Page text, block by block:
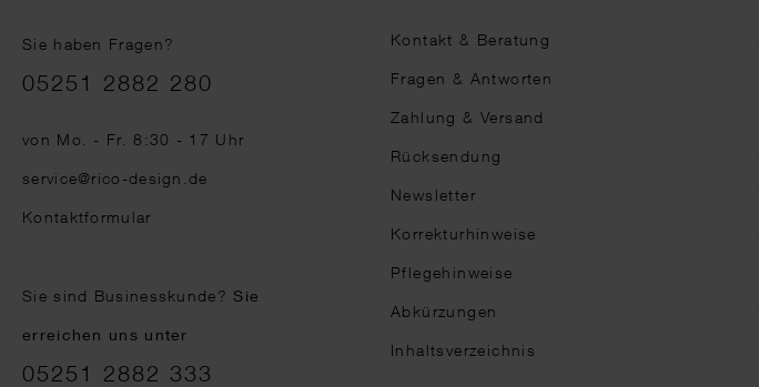
Sie haben Fragen?
Telefonnummer
05251 2882 280
von Mo. - Fr. 8:30 - 17 Uhr
service@rico-design.de
Kontaktformular
Sie sind Businesskunde?Sie
erreichen uns unter
05251 2882 333
Kontakt & Beratung
Fragen & Antworten
Zahlung & Versand
Rücksendung
Newsletter
Korrekturhinweise
Pflegehinweise
Abkürzungen
Inhaltsverzeichnis